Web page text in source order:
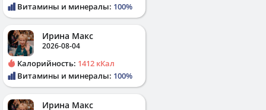
Витамины и минералы: 100%
Ирина Макс
2026-08-04
Калорийность: 1412 кКал
Витамины и минералы: 100%
Ирина Макс